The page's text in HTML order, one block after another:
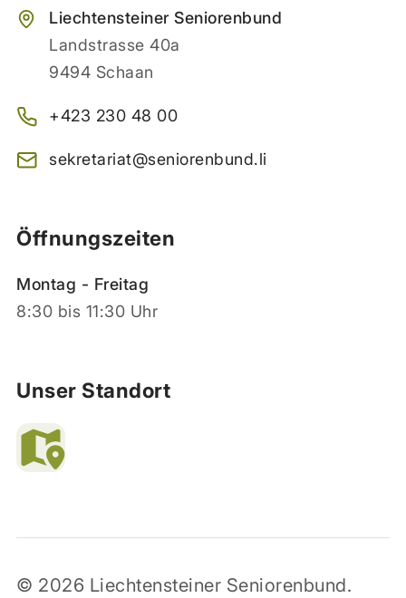
Liechtensteiner Seniorenbund
Landstrasse 40a
9494 Schaan
+423 230 48 00
sekretariat@seniorenbund.li
Öffnungszeiten
Montag - Freitag
8:30 bis 11:30 Uhr
Unser Standort
© 2026 Liechtensteiner Seniorenbund.